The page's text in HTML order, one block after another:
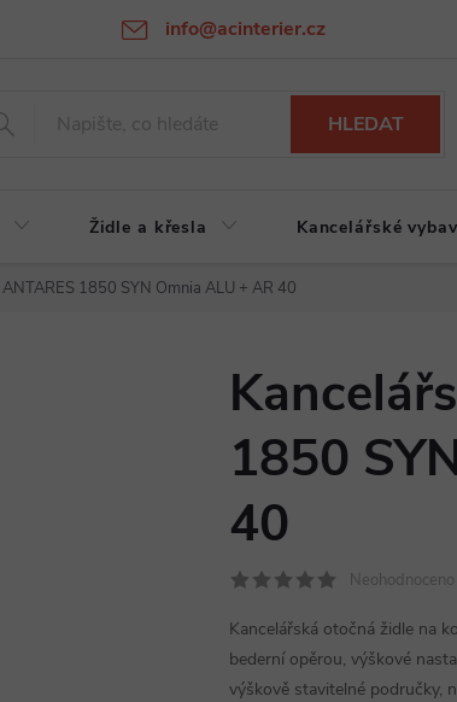
info@acinterier.cz
Ochrana osobních údajů Atypická výroba na
HLEDAT
Židle a křesla Kancelářské
1850 SYN Omnia ALU + AR 40
1850
40
Neohodnoceno
Kancelářská otočná židle na
bederní opěrou, výškové
výškově stavitelné područky,